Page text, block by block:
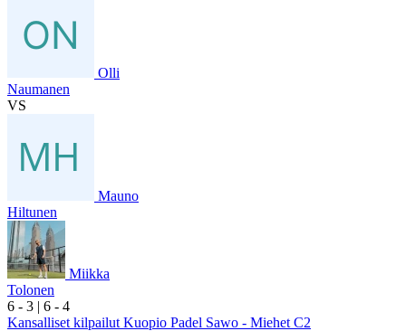
Olli
Naumanen
VS
Mauno
Hiltunen
Miikka
Tolonen
6 - 3 | 6 - 4
Kansalliset kilpailut Kuopio Padel Sawo - Miehet C2